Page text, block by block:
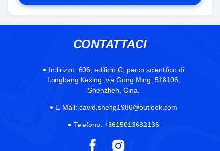
CONTATTACI
Indirizzo: 606, edificio C, parco scientifico di
Longbang Kexing, via Gong Ming, 518106,
Shenzhen, Cina.
E-Mail: david.sheng1986@outlook.com
Telefono: +8615013682136